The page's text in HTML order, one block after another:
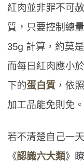
紅肉並非罪不可
質，只要控制總
35g 計算，約莫
而每日紅肉應小
下的蛋白質 ，依
加工品能免則免。
若不清楚自己一
《認識六大類》